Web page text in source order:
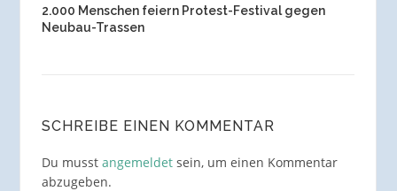
2.000 Menschen feiern Protest-Festival gegen
Neubau-Trassen
SCHREIBE EINEN KOMMENTAR
Du musst angemeldetsein, um einen Kommentar
abzugeben.